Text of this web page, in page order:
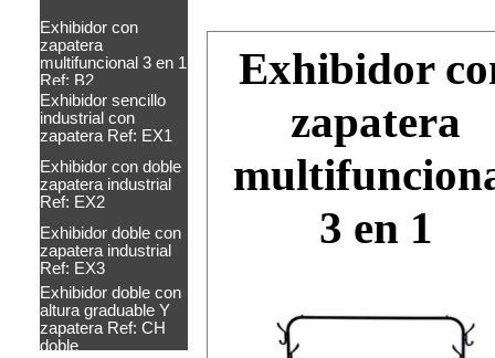
Exhibidor con
zapatera
multifuncional 3 en 1
Ref: B2
Exhibidor sencillo
industrial con
zapatera Ref: EX1
Exhibidor con doble
zapatera industrial
Ref: EX2
Exhibidor doble con
zapatera industrial
Ref: EX3
Exhibidor doble con
altura graduable Y
zapatera Ref: CH
doble
Exhibidor
zapatera
3 en 1